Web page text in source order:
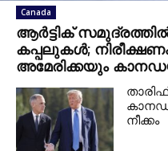
Canada
ആർട്ടിക്
കപ്പലുകൾ;
അമേരിക്കയും
കാനഡ;
നീക്കം